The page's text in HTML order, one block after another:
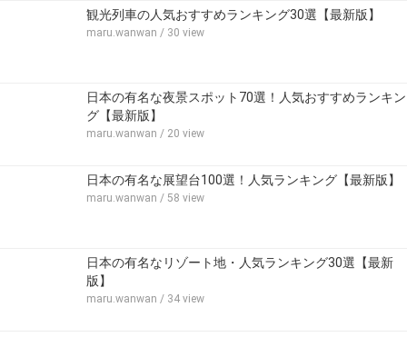
観光列車の人気おすすめランキング30選【最新版】
maru.wanwan / 30 view
日本の有名な夜景スポット70選！人気おすすめランキン
グ【最新版】
maru.wanwan / 20 view
日本の有名な展望台100選！人気ランキング【最新版】
maru.wanwan / 58 view
日本の有名なリゾート地・人気ランキング30選【最新
版】
maru.wanwan / 34 view